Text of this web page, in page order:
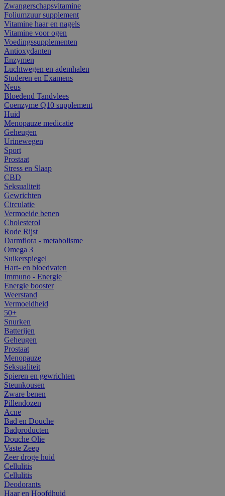
Zwangerschapsvitamine
Foliumzuur supplement
Vitamine haar en nagels
Vitamine voor ogen
Voedingssupplementen
Antioxydanten
Enzymen
Luchtwegen en ademhalen
Studeren en Examens
Neus
Bloedend Tandvlees
Coenzyme Q10 supplement
Huid
Menopauze medicatie
Geheugen
Urinewegen
Sport
Prostaat
Stress en Slaap
CBD
Seksualiteit
Gewrichten
Circulatie
Vermoeide benen
Cholesterol
Rode Rijst
Darmflora - metabolisme
Omega 3
Suikerspiegel
Hart- en bloedvaten
Immuno - Energie
Energie booster
Weerstand
Vermoeidheid
50+
Snurken
Batterijen
Geheugen
Prostaat
Menopauze
Seksualiteit
Spieren en gewrichten
Steunkousen
Zware benen
Pillendozen
Acne
Bad en Douche
Badproducten
Douche Olie
Vaste Zeep
Zeer droge huid
Cellulitis
Cellulitis
Deodorants
Haar en Hoofdhuid